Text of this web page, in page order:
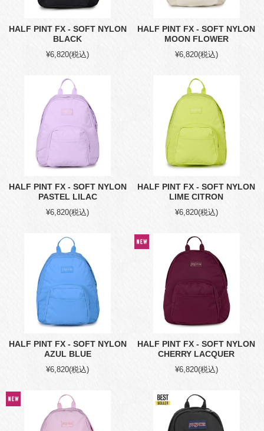
HALF PINT FX - SOFT NYLON
BLACK
¥6,820(税込)
HALF PINT FX - SOFT NYLON
MOON FLOWER
¥6,820(税込)
HALF PINT FX - SOFT NYLON
PASTEL LILAC
¥6,820(税込)
HALF PINT FX - SOFT NYLON
LIME CITRON
¥6,820(税込)
HALF PINT FX - SOFT NYLON
AZUL BLUE
¥6,820(税込)
HALF PINT FX - SOFT NYLON
CHERRY LACQUER
¥6,820(税込)